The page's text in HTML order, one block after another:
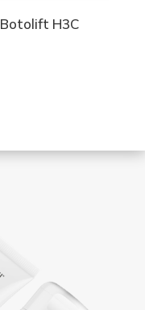
Botolift H3C